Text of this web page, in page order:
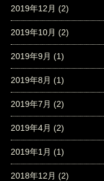
2019年12月 (2)
2019年10月 (2)
2019年9月 (1)
2019年8月 (1)
2019年7月 (2)
2019年4月 (2)
2019年1月 (1)
2018年12月 (2)